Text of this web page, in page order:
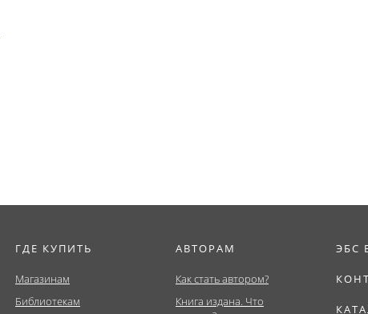
ГДЕ КУПИТЬ
Магазинам
Библиотекам
АВТОРАМ
Как стать автором?
Книга издана. Что
ЭБС